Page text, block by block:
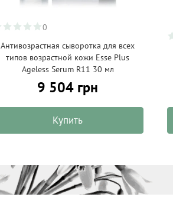
0
Антивозрастная сыворотка для всех
типов возрастной кожи Esse Plus
Ageless Serum R11 30 мл
9 504 грн
Купить